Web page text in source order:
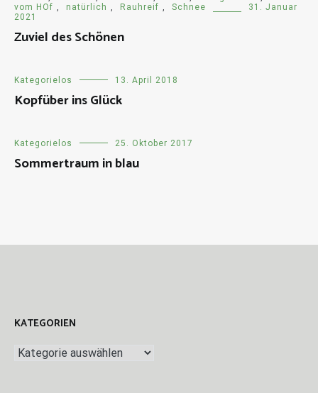
vom HOf
natürlich Rauhreif Schnee
31. Januar
2021
Zuviel des Schönen
Kategorielos 13. April 2018
Kopfüber ins Glück
Kategorielos 25. Oktober 2017
Sommertraum in blau
KATEGORIEN
Kategorien